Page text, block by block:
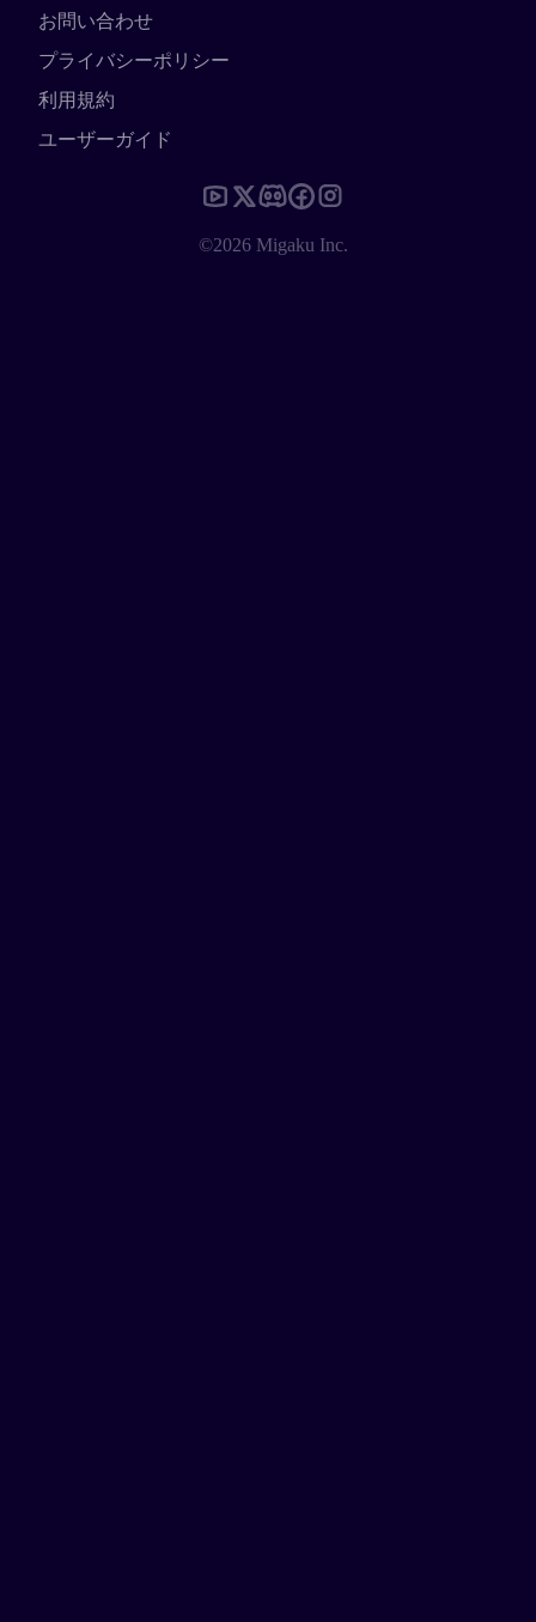
お問い合わせ
プライバシーポリシー
利用規約
ユーザーガイド
©2026 Migaku Inc.